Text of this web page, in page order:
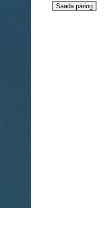
Saada päring